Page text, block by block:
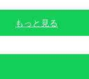
もっと見る